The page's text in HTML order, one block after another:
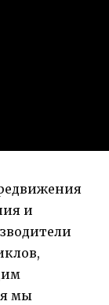
и
мы